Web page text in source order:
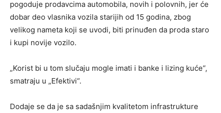
pogoduje prodavcima automobila, novih i polovnih, jer će
dobar deo vlasnika vozila starijih od 15 godina, zbog
velikog nameta koji se uvodi, biti prinuđen da proda staro
i kupi novije vozilo.
„Korist bi u tom slučaju mogle imati i banke i lizing kuće“,
smatraju u „Efektivi“.
Dodaje se da je sa sadašnjim kvalitetom infrastrukture